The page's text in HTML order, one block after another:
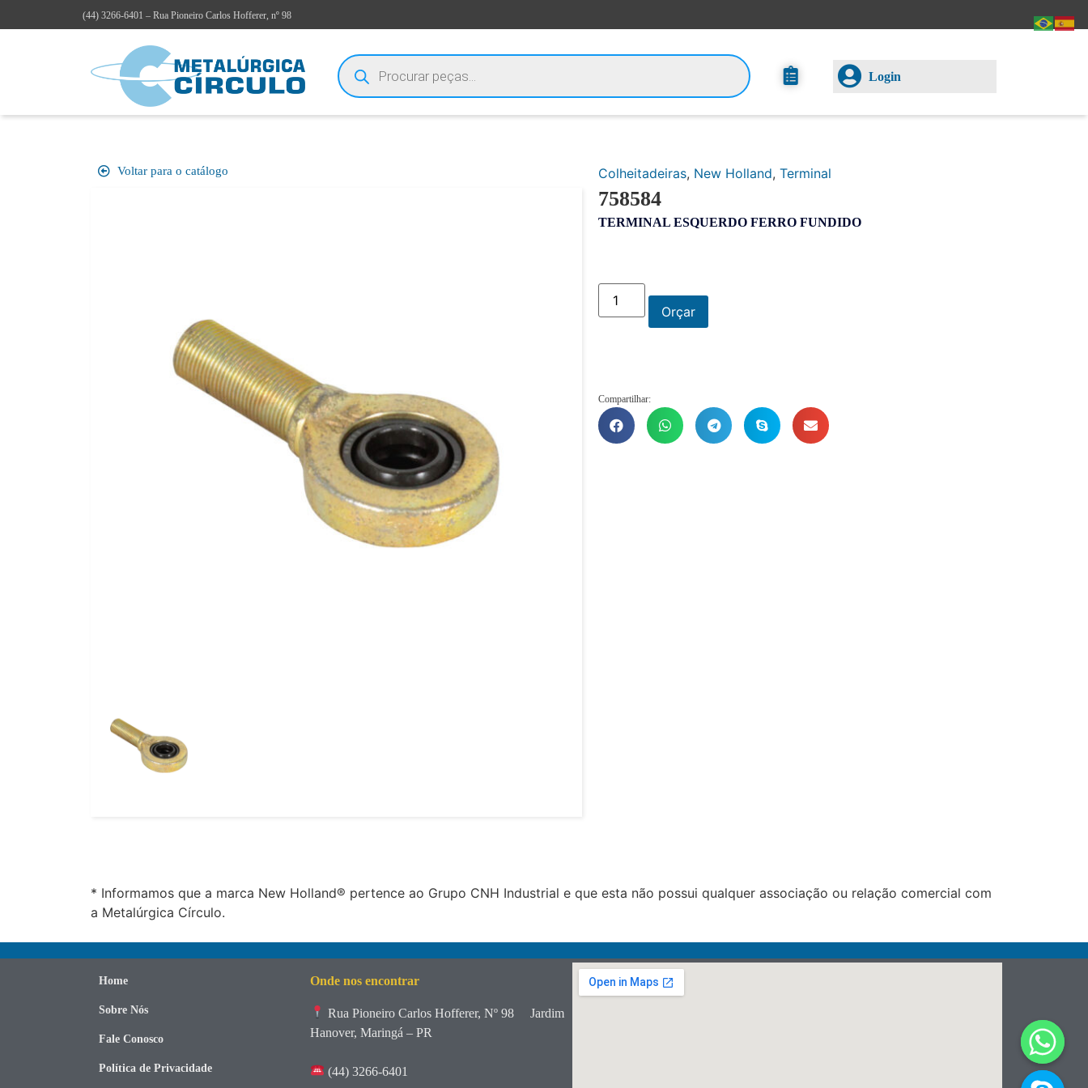
(44) 3266-6401 – Rua Pioneiro Carlos Hofferer, nº 98
Login
Voltar para o catálogo Colheitadeiras, New Holland, Terminal
758584
TERMINAL ESQUERDO FERRO FUNDIDO
Orçar
Compartilhar:
* Informamos que a marca New Holland® pertence ao Grupo CNH Industrial e que esta não possui qualquer associação ou relação comercial com
a Metalúrgica Círculo.
Home
Sobre Nós
Fale Conosco
Política de Privacidade
Onde nos encontrar
Rua Pioneiro Carlos Hofferer, Nº 98
Jardim
Hanover, Maringá – PR
(44) 3266-6401